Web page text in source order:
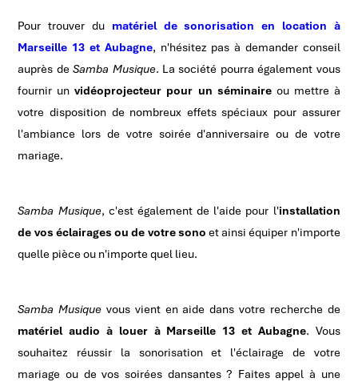
Pour trouver du matériel de sonorisation en location à
Marseille 13 et Aubagne, n'hésitez pas à demander conseil
auprès deSamba Musique. La société pourra également vous
fournir unvidéoprojecteur pour un séminaireou mettre à
votre disposition de nombreux effets spéciaux pour assurer
l'ambiance lors de votre soirée d'anniversaire ou de votre
mariage.
Samba Musique, c'est également de l'aide pour l'installation
de vos éclairages ou de votre sono et ainsi équiper n'importe
quelle pièce ou n'importe quel lieu.
Samba Musique vous vient en aide dans votre recherche de
matériel audio à louer à Marseille 13 et Aubagne. Vous
souhaitez réussir la sonorisation et l'éclairage de votre
mariage ou de vos soirées dansantes ? Faites appel à une